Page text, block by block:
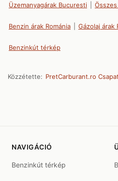
Üzemanyagárak Bucuresti
Benzin árak Románia Gázolaj árak
Benzinkút térkép
Közzétette: PretCarburant.ro Csapat
NAVIGÁCIÓ
Benzinkút térkép